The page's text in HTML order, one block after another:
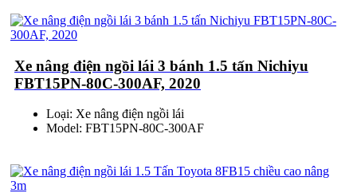
Xe nâng điện ngồi lái 3 bánh 1.5 tấn Nichiyu
FBT15PN-80C-300AF, 2020
Loại: Xe nâng điện ngồi lái
Model: FBT15PN-80C-300AF